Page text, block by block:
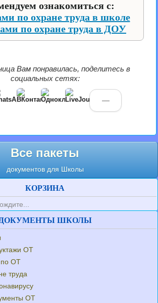
ознакомиться с:
по охране труда в школе
по охране труда в ДОУ
Вам понравилась, поделитесь в
социальных сетях:
—
Все пакеты
документов для Школы
КОРЗИНА
ДОКУМЕНТЫ ШКОЛЫ
ОТ
по ОТ
труда
ОТ